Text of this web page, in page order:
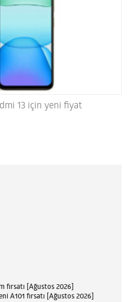
13 için yeni fiyat
fırsatı [Ağustos 2026]
A101 fırsatı [Ağustos 2026]